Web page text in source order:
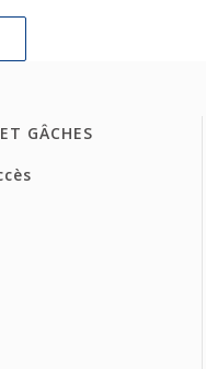
GÂCHES